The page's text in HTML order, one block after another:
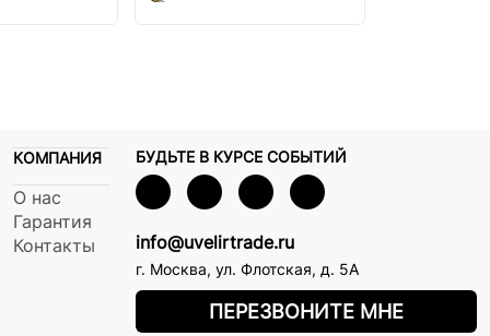
КОМПАНИЯ
О нас
Гарантия
Контакты
БУДЬТЕ В КУРСЕ СОБЫТИЙ
info@uvelirtrade.ru
г. Москва, ул. Флотская, д. 5А
ПЕРЕЗВОНИТЕ МНЕ